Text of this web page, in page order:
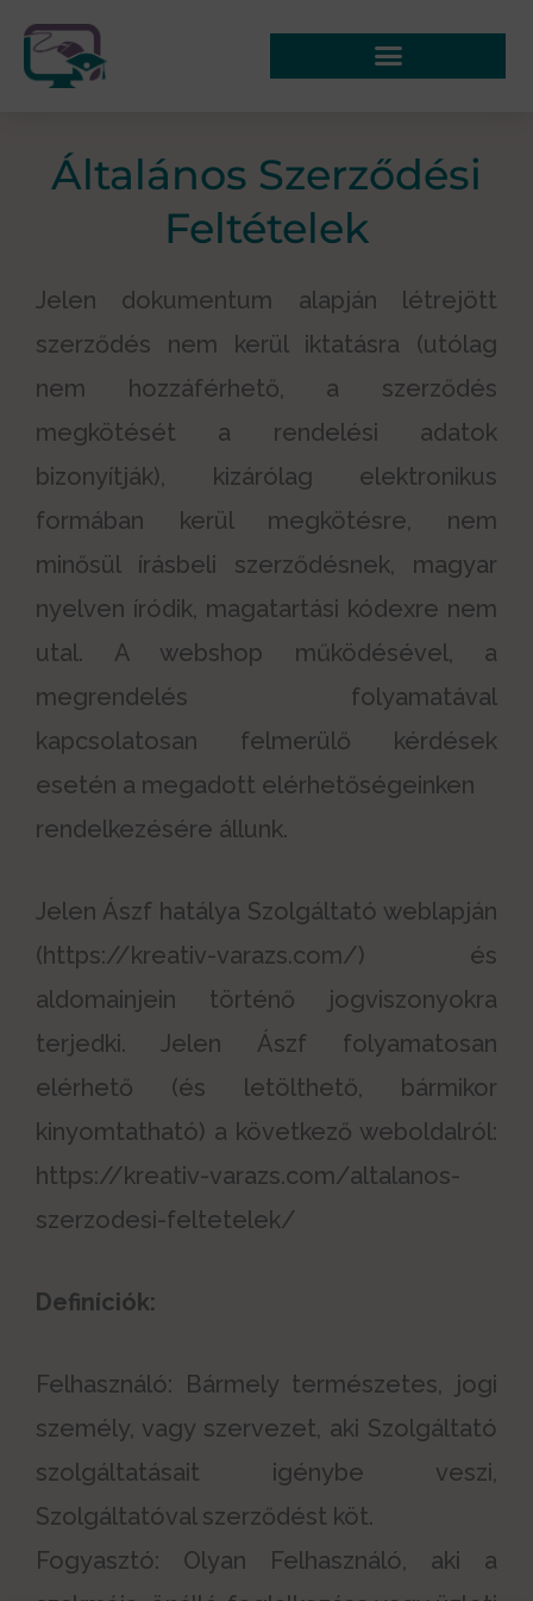
Skip
to
Általános Szerződési
Feltételek
Jelen dokumentum alapján létrejött
szerződés nem kerül iktatásra (utólag
nem hozzáférhető, a szerződés
megkötését a rendelési adatok
bizonyítják), kizárólag elektronikus
formában kerül megkötésre, nem
minősül írásbeli szerződésnek, magyar
nyelven íródik, magatartási kódexre nem
utal. A webshop működésével, a
megrendelés folyamatával
kapcsolatosan felmerülő kérdések
esetén a megadott elérhetőségeinken
rendelkezésére állunk.
Jelen Ászf hatálya Szolgáltató weblapján
(https://kreativ-varazs.com/) és
aldomainjein történő jogviszonyokra
terjedki. Jelen Ászf folyamatosan
elérhető (és letölthető, bármikor
kinyomtatható) a következő weboldalról:
https://kreativ-varazs.com/altalanos-
szerzodesi-feltetelek/
Definíciók:
Felhasználó: Bármely természetes, jogi
személy, vagy szervezet, aki Szolgáltató
szolgáltatásait igénybe veszi,
Szolgáltatóval szerződést köt.
Fogyasztó: Olyan Felhasználó, aki a